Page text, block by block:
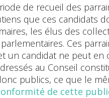
de recueil des
que ces candidats
les élus des
Ces
un candidat ne peut en
au Conseil
publics, ce que le
de cette